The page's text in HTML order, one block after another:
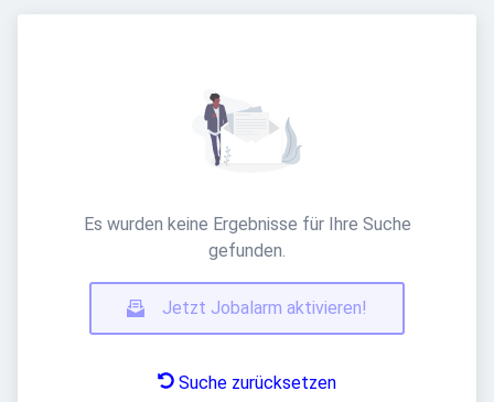
Es wurden keine Ergebnisse für Ihre Suche
gefunden.
Jetzt Jobalarm aktivieren!
Suche zurücksetzen